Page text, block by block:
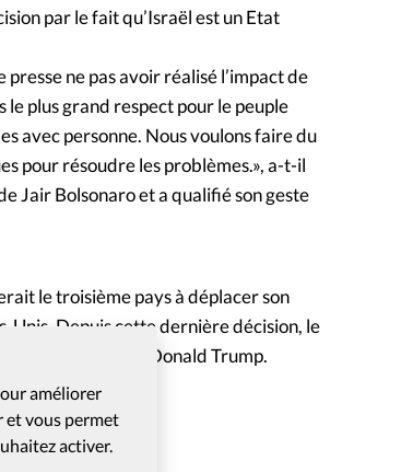
améliorer
et vous permet
activer.
par le fait qu’Israël est un Etat
ne pas avoir réalisé l’impact de
plus grand respect pour le peuple
avec personne. Nous voulons faire du
pour résoudre les problèmes.», a-t-il
Jair Bolsonaro et a qualifié son geste
le troisième pays à déplacer son
Unis. Depuis cette dernière décision, le
de Donald Trump.